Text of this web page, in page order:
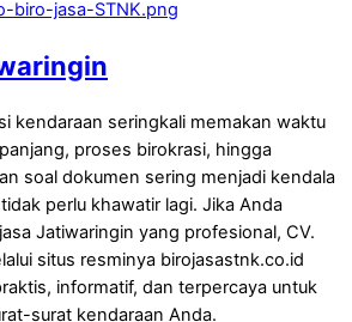
kendaraan seringkali memakan waktu
proses birokrasi, hingga
soal dokumen sering menjadi kendala
perlu khawatir lagi. Jika Anda
Jatiwaringin yang profesional, CV.
situs resminya birojasastnk.co.id
informatif, dan terpercaya untuk
surat kendaraan Anda.